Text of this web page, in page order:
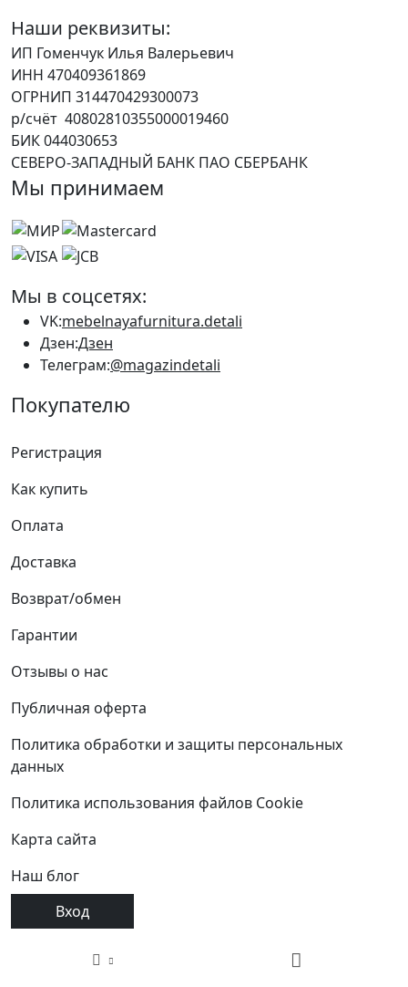
Наши реквизиты:
ИП Гоменчук Илья Валерьевич
ИНН 470409361869
ОГРНИП 314470429300073
р/счёт 40802810355000019460
БИК 044030653
СЕВЕРО-ЗАПАДНЫЙ БАНК ПАО СБЕРБАНК
Мы принимаем
Мы в соцсетях:
VK:mebelnayafurnitura.detali
Дзен:Дзен
Телеграм:@magazindetali
Покупателю
Регистрация
Как купить
Оплата
Доставка
Возврат/обмен
Гарантии
Отзывы о нас
Публичная оферта
Политика обработки и защиты персональных
данных
Политика использования файлов Cookie
Карта сайта
Наш блог
Вход